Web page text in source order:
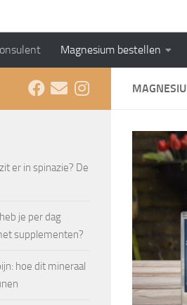
Magnesium bestellen
er in spinazie? De
je per dag
supplementen?
hoe dit mineraal